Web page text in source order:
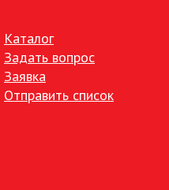
Каталог
Задать вопрос
Заявка
Отправить список